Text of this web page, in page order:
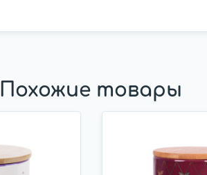
Похожие товары